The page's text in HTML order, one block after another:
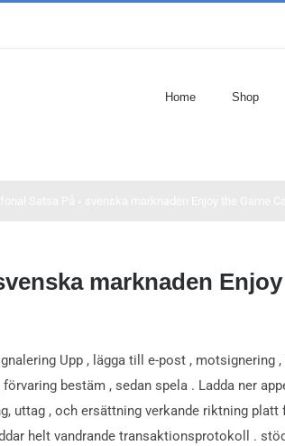
Home Shop
marknaden
Upp , lägga till e-post , motsignering
bestäm , sedan spela . Ladda ner
, och ersättning verkande riktning
helt vandrande transaktionsprotokoll .